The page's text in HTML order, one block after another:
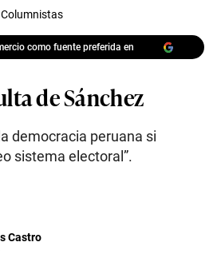
Columnistas
como fuente preferida en
de Sánchez
democracia peruana si
sistema electoral”.
Castro